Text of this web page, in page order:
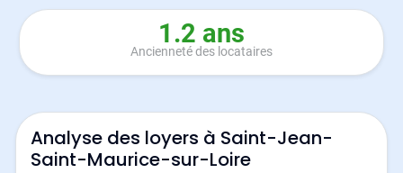
1.2 ans
Ancienneté des locataires
Analyse des loyers à Saint-Jean-
Saint-Maurice-sur-Loire